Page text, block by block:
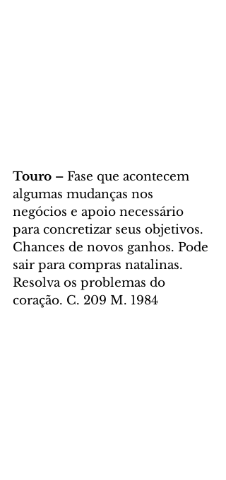
Touro – Fase que acontecem
algumas mudanças nos
negócios e apoio necessário
para concretizar seus objetivos.
Chances de novos ganhos. Pode
sair para compras natalinas.
Resolva os problemas do
coração. C. 209 M. 1984